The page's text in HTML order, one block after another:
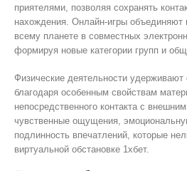
приятелями, позволяя сохранять
нахождения. Онлайн-игры объединяют
всему планете в совместных
формируя новые категории групп и
Физические деятельности удерживают
благодаря особенным свойствам
непосредственного контакта с
чувственные ощущения,
подлинность впечатлений, которые
виртуальной обстановке 1хбет.